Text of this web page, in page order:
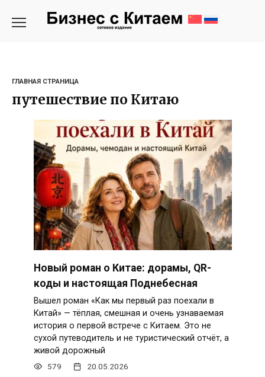
ГЛАВНАЯ СТРАНИЦА
путешествие по Китаю
Новый роман о Китае: дорамы, QR-
коды и настоящая Поднебесная
Вышел роман «Как мы первый раз поехали в
Китай» — тёплая, смешная и очень узнаваемая
история о первой встрече с Китаем. Это не
сухой путеводитель и не туристический отчёт, а
живой дорожный
579 20.05.2026